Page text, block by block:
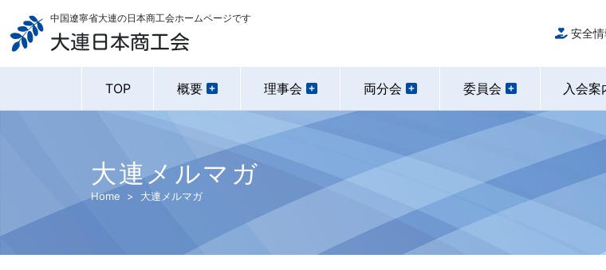
大連日本商工会
中国遼寧省大連の日本商工会ホームページです
安全
TOP 概要 理事会 両分会 委員会 入会
大連メルマガ
Home 大連メルマガ